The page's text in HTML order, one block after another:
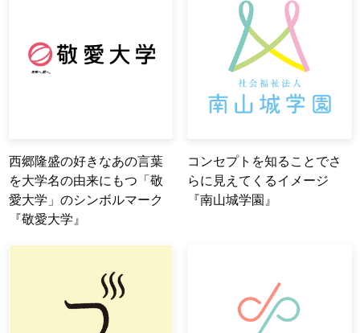
西郷隆盛の好きなあの言葉
を大学名の由来にもつ「敬
愛大学」のシンボルマーク
『敬愛大学』
コンセプトを知ることでさ
らに見えてくるイメージ
『南山城学園』